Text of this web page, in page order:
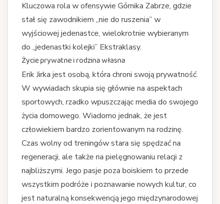
Kluczowa rola w ofensywie Górnika Zabrze, gdzie
stał się zawodnikiem „nie do ruszenia” w
wyjściowej jedenastce, wielokrotnie wybieranym
do „jedenastki kolejki” Ekstraklasy.
Życie prywatne i rodzina własna
Erik Jirka jest osobą, która chroni swoją prywatność.
W wywiadach skupia się głównie na aspektach
sportowych, rzadko wpuszczając media do swojego
życia domowego. Wiadomo jednak, że jest
człowiekiem bardzo zorientowanym na rodzinę.
Czas wolny od treningów stara się spędzać na
regeneracji, ale także na pielęgnowaniu relacji z
najbliższymi. Jego pasje poza boiskiem to przede
wszystkim podróże i poznawanie nowych kultur, co
jest naturalną konsekwencją jego międzynarodowej